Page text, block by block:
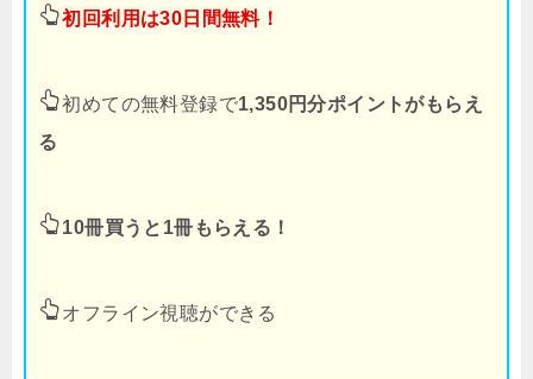
初回利用は30日間無料！
初めての無料登録で1,350円分ポイントがもらえ
る
10冊買うと1冊もらえる！
オフライン視聴ができる